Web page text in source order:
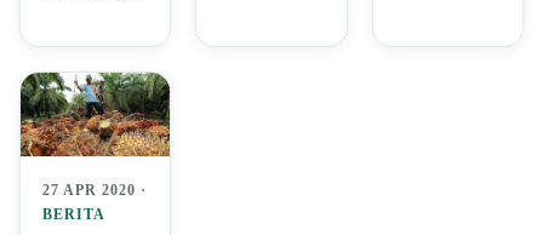
27 APR 2020 ·
BERITA